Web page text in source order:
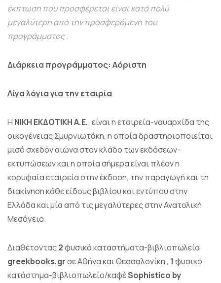
έκπτωση που προσφέρεται είναι κατά πολύ
μεγαλύτερη από την προσφερόμενη του
προγράμματος .
Διάρκεια προγράμματος: Αόριστη
Λίγα λόγια για την εταιρία
Η ΝΙΚΗ ΕΚΔΟΤΙΚΗ Α.Ε., είναι η εταιρεία-ναυαρχίδα της
οικογένειας Σμυρνιωτάκη, η οποία δραστηριοποιείται
μισό σχεδόν αιώνα στον κλάδο των εκδόσεων-
εκτυπώσεων και η οποία σήμερα είναι πλέον η
κορυφαία εταιρεία στην έκδοση, την παραγωγή και τη
διακίνηση κάθε είδους βιβλίου και εντύπου στην
Ελλάδα και μία από τις μεγαλύτερες στην Ανατολική
Μεσόγειο.
Διαθέτοντας2φυσικά καταστήματα-βιβλιοπωλεία
greekbooks.grσε Αθήνα και Θεσσαλονίκη , 1 φυσικό
κατάστημα-βιβλιοπωλείο/καφέSophistico by